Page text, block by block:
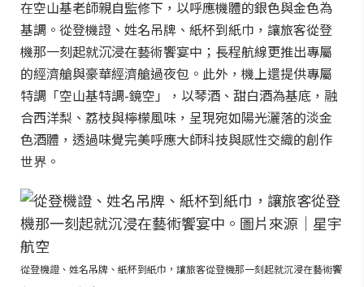
在空山基老師親自監修下，以呼應機體的銀色與金色為
基調。從登機證、姓名吊牌、紙杯到紙巾，讓旅客從登
機那一刻起就沉浸在藝術饗宴中；長程航線更推出專屬
的經濟艙與豪華經濟艙過夜包。此外，機上還提供專屬
特調「空山基特調-鏡空」，以琴酒、甜白酒為基底，融
合西洋梨、荔枝與檸檬風味，呈現宛如陽光灑落的淡金
色酒體，透過味覺完美呼應大師科技與感性交織的創作
世界。
從登機證、姓名吊牌、紙杯到紙巾，讓旅客從登機那一刻起就沉浸在藝術饗